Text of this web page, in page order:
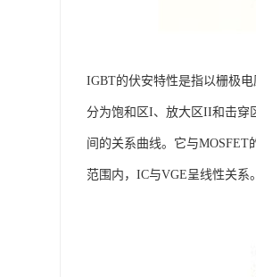
IGBT的伏安特性是指以栅极
分为饱和区I、放大区II和击穿
间的关系曲线。它与
范围内，IC与VGE呈线性关系。